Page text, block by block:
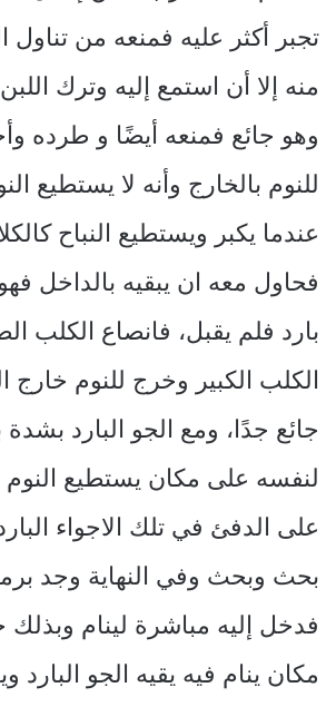
تجبر أكثر عليه فمنعه من تناول
منه إلا أن استمع إليه وترك
وهو جائع فمنعه أيضًا و طرده
للنوم بالخارج وأنه لا يستطيع
عندما يكبر ويستطيع النباح
فحاول معه ان يبقيه بالداخل
بارد فلم يقبل، فانصاع الكلب
الكلب الكبير وخرج للنوم خارج
جائع جدًا، ومع الجو البارد
لنفسه على مكان يستطيع
على الدفئ في تلك الاجواء
بحث وبحث وفي النهاية وجد
فدخل إليه مباشرة لينام
مكان ينام فيه يقيه الجو